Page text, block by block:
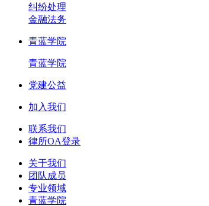
纠纷处理
金融法务
青蓝学院
青蓝学院
党建公益
加入我们
联系我们
律所OA登录
关于我们
团队成员
专业领域
青蓝学院